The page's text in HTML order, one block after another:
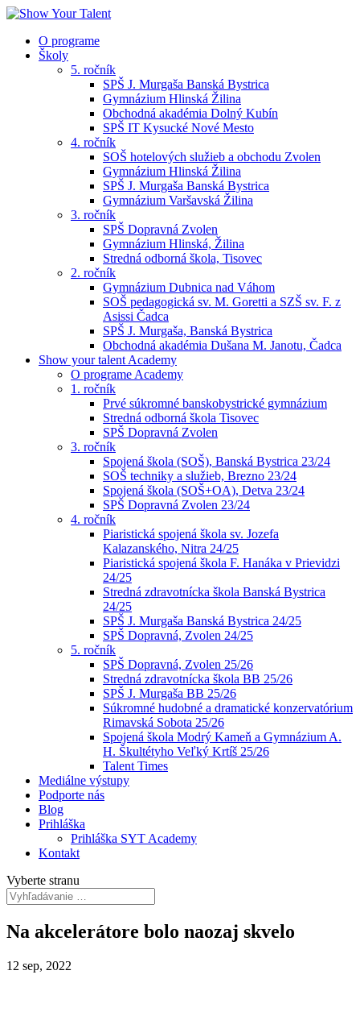
O programe
Školy
5. ročník
SPŠ J. Murgaša Banská Bystrica
Gymnázium Hlinská Žilina
Obchodná akadémia Dolný Kubín
SPŠ IT Kysucké Nové Mesto
4. ročník
SOŠ hotelových služieb a obchodu Zvolen
Gymnázium Hlinská Žilina
SPŠ J. Murgaša Banská Bystrica
Gymnázium Varšavská Žilina
3. ročník
SPŠ Dopravná Zvolen
Gymnázium Hlinská, Žilina
Stredná odborná škola, Tisovec
2. ročník
Gymnázium Dubnica nad Váhom
SOŠ pedagogická sv. M. Goretti a SZŠ sv. F. z
Asissi Čadca
SPŠ J. Murgaša, Banská Bystrica
Obchodná akadémia Dušana M. Janotu, Čadca
Show your talent Academy
O programe Academy
1. ročník
Prvé súkromné banskobystrické gymnázium
Stredná odborná škola Tisovec
SPŠ Dopravná Zvolen
3. ročník
Spojená škola (SOŠ), Banská Bystrica 23/24
SOŠ techniky a služieb, Brezno 23/24
Spojená škola (SOŠ+OA), Detva 23/24
SPŠ Dopravná Zvolen 23/24
4. ročník
Piaristická spojená škola sv. Jozefa
Kalazanského, Nitra 24/25
Piaristická spojená škola F. Hanáka v Prievidzi
24/25
Stredná zdravotnícka škola Banská Bystrica
24/25
SPŠ J. Murgaša Banská Bystrica 24/25
SPŠ Dopravná, Zvolen 24/25
5. ročník
SPŠ Dopravná, Zvolen 25/26
Stredná zdravotnícka škola BB 25/26
SPŠ J. Murgaša BB 25/26
Súkromné hudobné a dramatické konzervatórium
Rimavská Sobota 25/26
Spojená škola Modrý Kameň a Gymnázium A.
H. Škultétyho Veľký Krtíš 25/26
Talent Times
Mediálne výstupy
Podporte nás
Blog
Prihláška
Prihláška SYT Academy
Kontakt
Vyberte stranu
Na akcelerátore bolo naozaj skvelo
12 sep, 2022